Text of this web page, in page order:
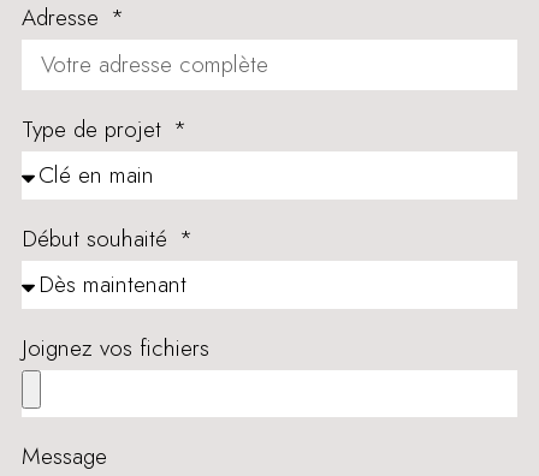
Adresse
Type de projet
Début souhaité
Joignez vos fichiers
Message